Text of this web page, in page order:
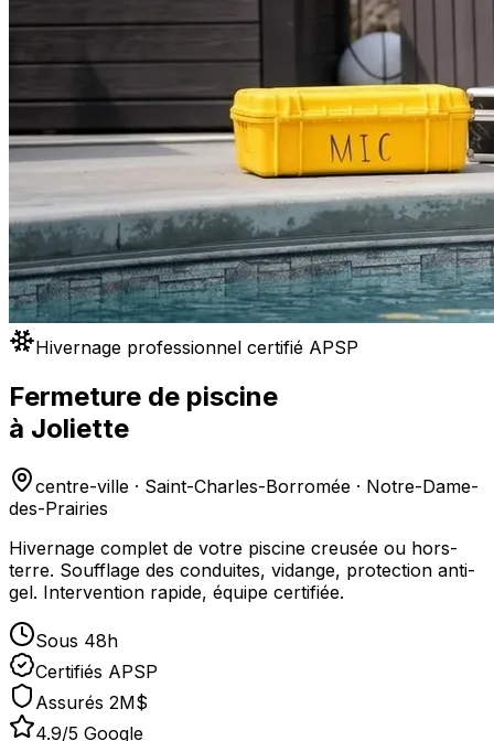
Hivernage professionnel certifié APSP
Fermeture de piscine
à Joliette
centre-ville · Saint-Charles-Borromée · Notre-Dame-
des-Prairies
Hivernage complet de votre piscine creusée ou hors-
terre. Soufflage des conduites, vidange, protection anti-
gel. Intervention rapide, équipe certifiée.
Sous 48h
Certifiés APSP
Assurés 2M$
4.9/5 Google